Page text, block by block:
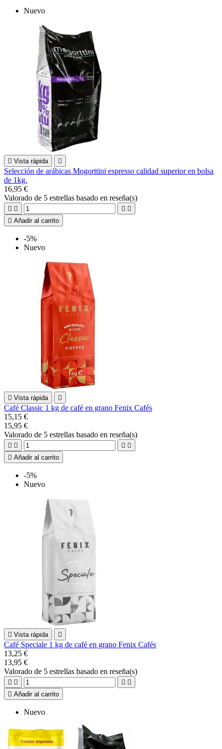
Nuevo
 Vista rápida 
Selección de arábicas Mogorttini espresso calidad superior en bolsa
de 1kg.
16,95 €
Valorado de 5 estrellas basado en reseña(s)
   
 Añadir al carrito
-5%
Nuevo
 Vista rápida 
Café Classic 1 kg de café en grano Fenix Cafés
15,15 €
15,95 €
Valorado de 5 estrellas basado en reseña(s)
   
 Añadir al carrito
-5%
Nuevo
 Vista rápida 
Café Speciale 1 kg de café en grano Fenix Cafés
13,25 €
13,95 €
Valorado de 5 estrellas basado en reseña(s)
   
 Añadir al carrito
Nuevo